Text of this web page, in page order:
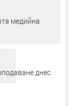
медийна
днес